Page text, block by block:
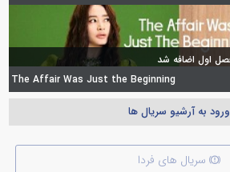
The Affair Was Just the Beginning
ورود به آرشیو سریال ها
سریال های فردا